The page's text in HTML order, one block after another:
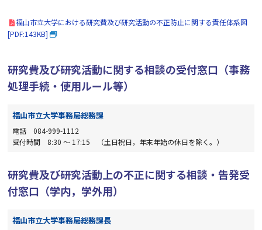
福山市立大学における研究費及び研究活動の不正防止に関する責任体系図
[PDF:143KB]
研究費及び研究活動に関する相談の受付窓口（事務
処理手続・使用ルール等）
福山市立大学事務局総務課
電話 084-999-1112
受付時間 8:30 ～ 17:15 （土日祝日，年末年始の休日を除く。）
研究費及び研究活動上の不正に関する相談・告発受
付窓口（学内，学外用）
福山市立大学事務局総務課長